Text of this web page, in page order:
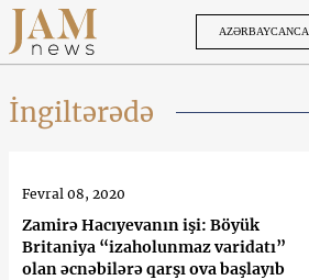
AZƏRBAYCANCA
İngiltərədə
Zamirə Hacıyevanın işi: Böyük
Britaniya “izaholunmaz varidatı”
olan əcnəbilərə qarşı ova başlayıb
Fevral 08, 2020